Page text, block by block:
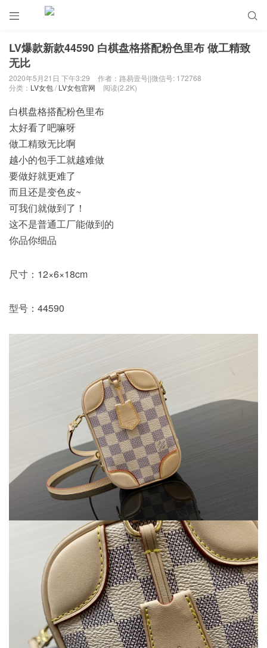
 
LV爆款新款44590 白棋盘格搭配粉色里布 做工精致
无比
2020年5月21日 下午3:29
作者：路易壹号||微信号: 172768
分类： LV女包/ LV女包官网 阅读(2.2K)
白棋盘格搭配粉色里布
太好看了吧嘛呀
做工精致无比啊
越小的包手工就越难做
要做好就更难了
而且还是变色皮~
可我们就做到了！
这不是普通工厂能做到的
你品你细品
尺寸：12×6×18cm
型号：44590